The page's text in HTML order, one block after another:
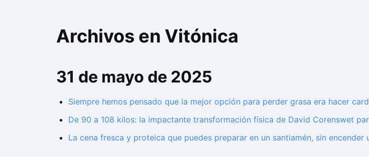
Archivos en Vitónica
31 de mayo de 2025
Siempre hemos pensado que la mejor opción para perder grasa era hacer
De 90 a 108 kilos: la impactante transformación física de David Corenswet
La cena fresca y proteica que puedes preparar en un santiamén, sin encender